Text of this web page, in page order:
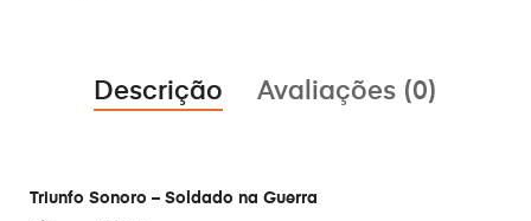
Descrição Avaliações (0)
Triunfo Sonoro – Soldado na Guerra